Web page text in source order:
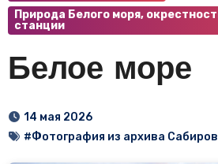
Природа Белого моря,
станции
Белое море
14 мая 2026
#Фотография из архива